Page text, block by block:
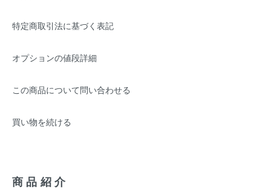
特定商取引法に基づく表記
オプションの値段詳細
この商品について問い合わせる
買い物を続ける
商品紹介